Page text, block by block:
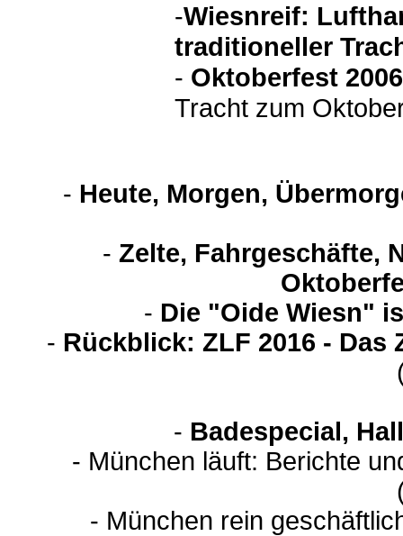
-Wiesnreif:
traditioneller
- Oktoberfest
Tracht zum
- Heute, Morgen,
- Zelte, Fahrgeschäfte,
- Die "Oide Wiesn"
- Rückblick: ZLF 2016 -
- Badespecial,
- München läuft: Berichte
- München rein